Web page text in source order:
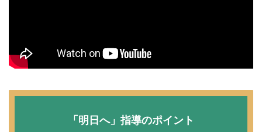
「明日へ」指導のポイント